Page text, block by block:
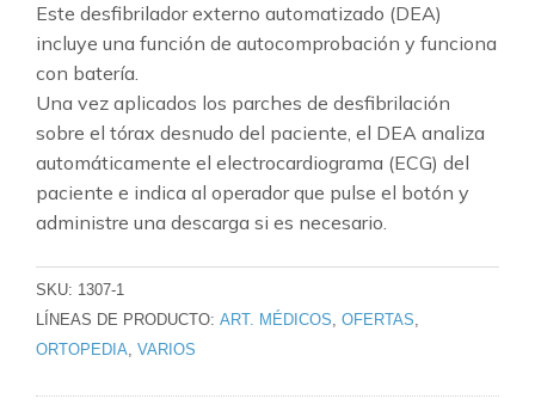
Este desfibrilador externo automatizado (DEA)
incluye una función de autocomprobación y funciona
con batería.
Una vez aplicados los parches de desfibrilación
sobre el tórax desnudo del paciente, el DEA analiza
automáticamente el electrocardiograma (ECG) del
paciente e indica al operador que pulse el botón y
administre una descarga si es necesario.
SKU: 1307-1
LÍNEAS DE PRODUCTO: ART. MÉDICOS OFERTAS
ORTOPEDIA
VARIOS